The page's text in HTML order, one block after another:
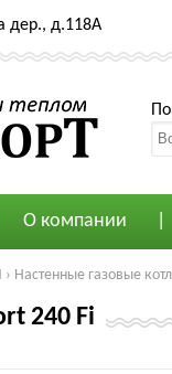
дер., д.118А
О компании
› Настенные газовые
240 Fi